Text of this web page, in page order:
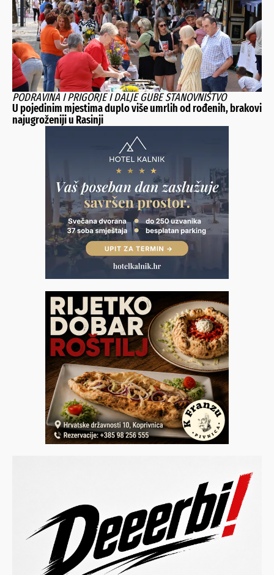
PODRAVINA I PRIGORJE I DALJE GUBE STANOVNIŠTVO
U pojedinim mjestima duplo više umrlih od rođenih, brakovi
najugroženiji u Rasinji